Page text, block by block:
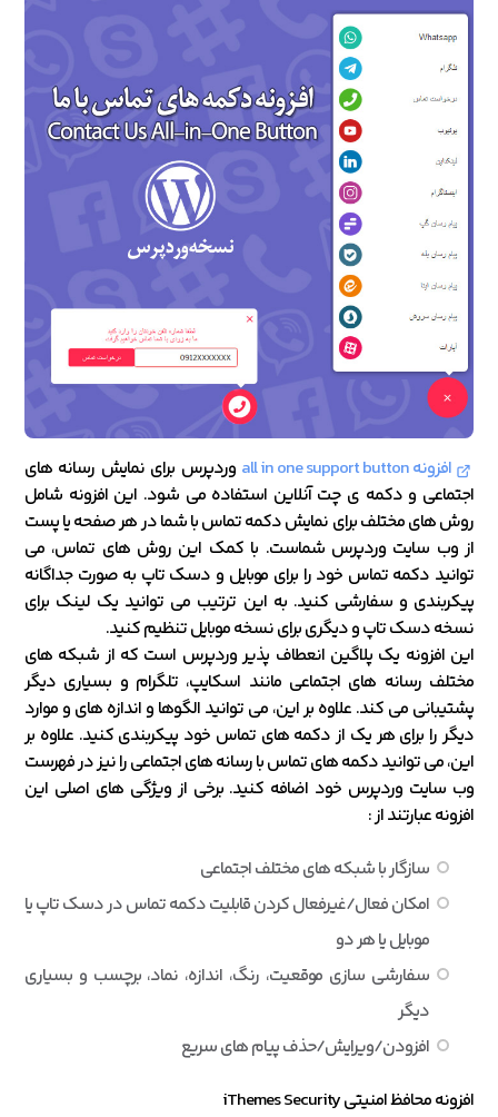
افزونه all in one support button
وردپرس برای نمایش رسانه های
اجتماعی و دکمه ی چت آنلاین استفاده می شود. این افزونه شامل
روش های مختلف برای نمایش دکمه تماس با شما در هر صفحه یا پست
از وب سایت وردپرس شماست. با کمک این روش های تماس، می
توانید دکمه تماس خود را برای موبایل و دسک تاپ به صورت جداگانه
پیکربندی و سفارشی کنید. به این ترتیب می توانید یک لینک برای
نسخه دسک تاپ و دیگری برای نسخه موبایل تنظیم کنید.
این افزونه یک پلاگین انعطاف پذیر وردپرس است که از شبکه های
مختلف رسانه های اجتماعی مانند اسکایپ، تلگرام و بسیاری دیگر
پشتیبانی می کند. علاوه بر این، می توانید الگوها و اندازه های و موارد
دیگر را برای هر یک از دکمه های تماس خود پیکربندی کنید. علاوه بر
این، می توانید دکمه های تماس با رسانه های اجتماعی را نیز در فهرست
وب سایت وردپرس خود اضافه کنید. برخی از ویژگی های اصلی این
افزونه عبارتند از :
سازگار با شبکه های مختلف اجتماعی
امکان فعال/غیرفعال کردن قابلیت دکمه تماس در دسک تاپ یا
موبایل یا هر دو
سفارشی سازی موقعیت، رنگ، اندازه، نماد، برچسب و بسیاری
دیگر
افزودن/ویرایش/حذف پیام های سریع
افزونه محافظ امنیتی iThemes Security